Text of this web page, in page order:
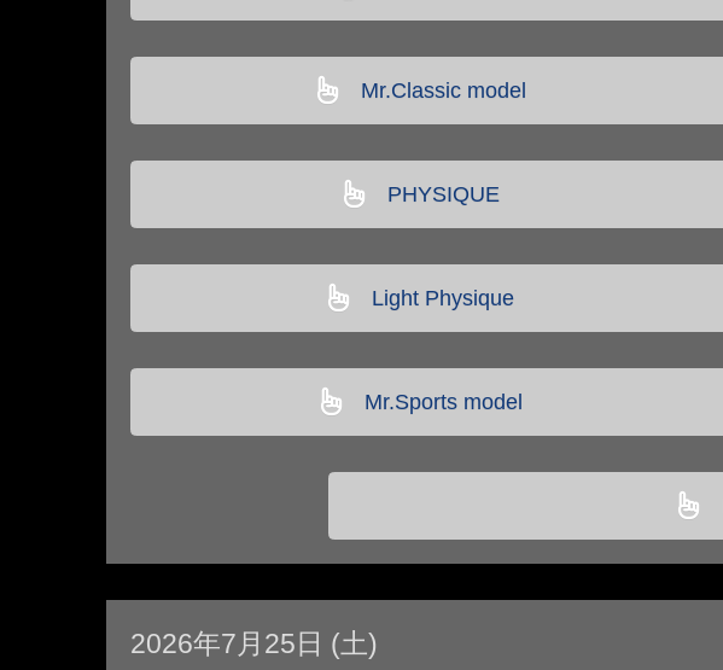
Mr.Classic model
PHYSIQUE
Light Physique
Mr.Sports model
2026年7月25日 (土)